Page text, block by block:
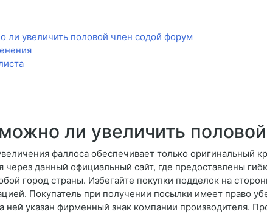
ли увеличить половой член содой форум
ли увеличить
фаллоса обеспечивает только оригинальный
через данный официальный сайт, где предоставлены
город страны. Избегайте покупки подделок на
Покупатель при получении посылки имеет право
указан фирменный знак компании производителя.